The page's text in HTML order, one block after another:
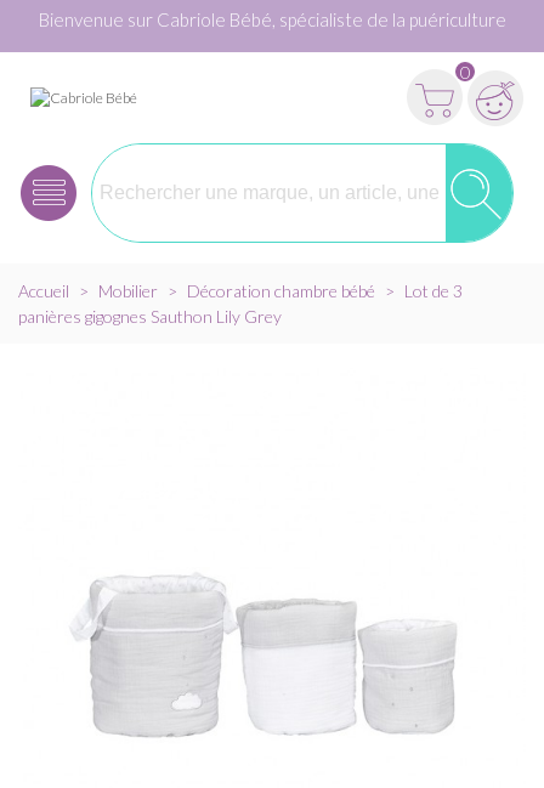
Bienvenue sur Cabriole Bébé, spécialiste de la puériculture
0
Accueil > Mobilier > Décoration chambre bébé > Lot de 3
panières gigognes Sauthon Lily Grey